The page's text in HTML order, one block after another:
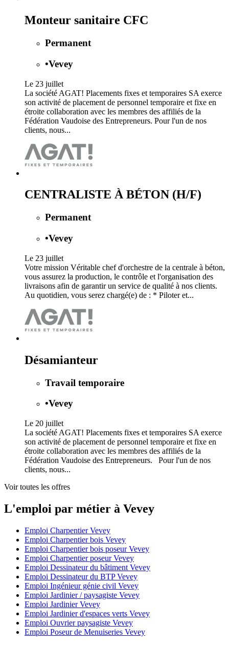
Monteur sanitaire CFC
Permanent
•Vevey
Le 23 juillet
La société AGAT! Placements fixes et temporaires SA exerce
son activité de placement de personnel temporaire et fixe en
étroite collaboration avec les membres des affiliés de la
Fédération Vaudoise des Entrepreneurs. Pour l'un de nos
clients, nous...
CENTRALISTE À BÉTON (H/F)
Permanent
•Vevey
Le 23 juillet
Votre mission Véritable chef d'orchestre de la centrale à béton,
vous assurez la production, le contrôle et l'organisation des
livraisons afin de garantir un service de qualité à nos clients.
Au quotidien, vous serez chargé(e) de : * Piloter et...
Désamianteur
Travail temporaire
•Vevey
Le 20 juillet
La société AGAT! Placements fixes et temporaires SA exerce
son activité de placement de personnel temporaire et fixe en
étroite collaboration avec les membres des affiliés de la
Fédération Vaudoise des Entrepreneurs. Pour l'un de nos
clients, nous...
Voir toutes les offres
L'emploi par métier à Vevey
Emploi Charpentier Vevey
Emploi Charpentier bois Vevey
Emploi Charpentier bois poseur Vevey
Emploi Charpentier poseur Vevey
Emploi Dessinateur du bâtiment Vevey
Emploi Dessinateur du BTP Vevey
Emploi Ingénieur génie civil Vevey
Emploi Jardinier / paysagiste Vevey
Emploi Jardinier Vevey
Emploi Jardinier d'espaces verts Vevey
Emploi Ouvrier paysagiste Vevey
Emploi Poseur de Menuiseries Vevey